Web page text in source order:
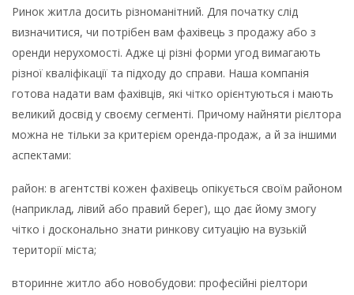
Ринок житла досить різноманітний. Для початку слід
визначитися, чи потрібен вам фахівець з продажу або з
оренди нерухомості. Адже ці різні форми угод вимагають
різної кваліфікації та підходу до справи. Наша компанія
готова надати вам фахівців, які чітко орієнтуються і мають
великий досвід у своєму сегменті. Причому найняти рієлтора
можна не тільки за критерієм оренда-продаж, а й за іншими
аспектами:
район: в агентстві кожен фахівець опікується своїм районом
(наприклад, лівий або правий берег), що дає йому змогу
чітко і досконально знати ринкову ситуацію на вузькій
території міста;
вторинне житло або новобудови: професійні ріелтори